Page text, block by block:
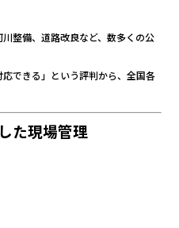
整備、道路改良など、数多くの公
応できる」という評判から、全国各
た現場管理